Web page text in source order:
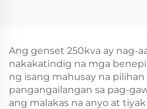
Ang genset 250kva ay nag-
nakakatindig na mga
ng isang mahusay na
pangangailangan sa pag-
ang malakas na anyo at